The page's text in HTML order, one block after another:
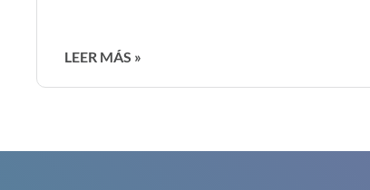
LEER MÁS »